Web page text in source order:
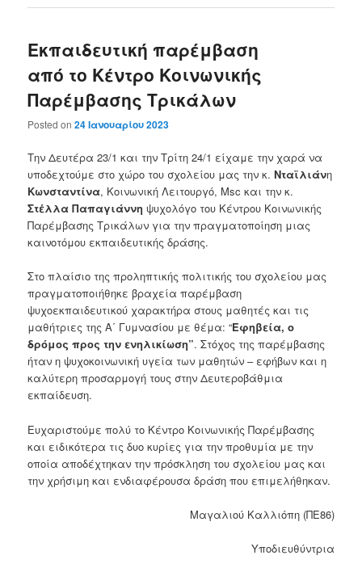
Εκπαιδευτική παρέμβαση
από το Κέντρο Κοινωνικής
Παρέμβασης Τρικάλων
Posted on24 Ιανουαρίου 2023
Την Δευτέρα 23/1 και την Τρίτη 24/1 είχαμε την χαρά να
υποδεχτούμε στο χώρο του σχολείου μας την κ.Νταϊλιάνη
Κωνσταντίνα, Κοινωνική Λειτουργό, Msc και την κ.
Στέλλα Παπαγιάννη ψυχολόγο του Κέντρου Κοινωνικής
Παρέμβασης Τρικάλων για την πραγματοποίηση μιας
καινοτόμου εκπαιδευτικής δράσης.
Στο πλαίσιο της προληπτικής πολιτικής του σχολείου μας
πραγματοποιήθηκε βραχεία παρέμβαση
ψυχοεκπαιδευτικού χαρακτήρα στους μαθητές και τις
μαθήτριες της Α΄ Γυμνασίου με θέμα: “Εφηβεία, ο
δρόμος προς την ενηλικίωση”. Στόχος της παρέμβασης
ήταν η ψυχοκοινωνική υγεία των μαθητών – εφήβων και η
καλύτερη προσαρμογή τους στην Δευτεροβάθμια
εκπαίδευση.
Ευχαριστούμε πολύ το Κέντρο Κοινωνικής Παρέμβασης
και ειδικότερα τις δυο κυρίες για την προθυμία με την
οποία αποδέχτηκαν την πρόσκληση του σχολείου μας και
την χρήσιμη και ενδιαφέρουσα δράση που επιμελήθηκαν.
Μαγαλιού Καλλιόπη (ΠΕ86)
Υποδιευθύντρια